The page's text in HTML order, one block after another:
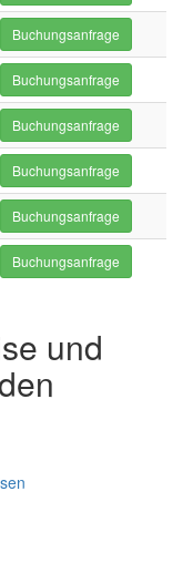
Buchungsanfrage
Buchungsanfrage
Buchungsanfrage
Buchungsanfrage
Buchungsanfrage
Buchungsanfrage
und